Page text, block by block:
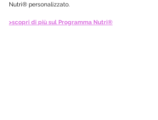
Nutri® personalizzato.
>scopri di più sul Programma Nutri®